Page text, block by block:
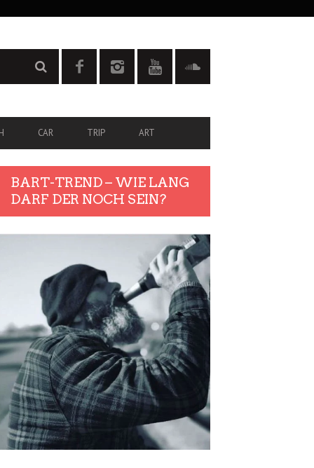
CAR TRIP ART
BART-TREND – WIE LANG
DARF DER NOCH SEIN?